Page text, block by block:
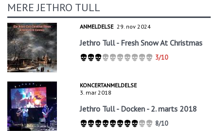
MERE JETHRO TULL
ANMELDELSE 29. nov 2024
Jethro Tull - Fresh Snow At Christmas
3/10
KONCERTANMELDELSE
3. mar 2018
Jethro Tull - Docken - 2. marts 2018
8/10